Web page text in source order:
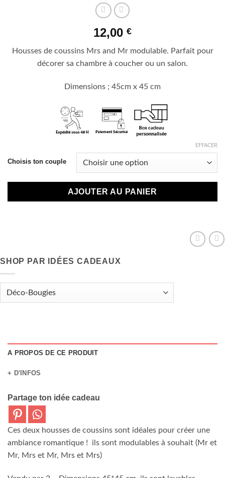
12,00 €
Housses de coussins Mrs and Mr modulable. Parfait pour
décorer sa chambre à coucher ou un salon.
Dimensions ; 45cm x 45 cm
Choisis ton couple
EFFACER
AJOUTER AU PANIER
SHOP PAR IDÉES CADEAUX
A PROPOS DE CE PRODUIT
+ D'INFOS
Partage ton idée cadeau
Ces deux housses de coussins sont idéales pour créer une
ambiance romantique ! ils sont modulables à souhait (Mr et
Mr, Mrs et Mr, Mrs et Mrs)